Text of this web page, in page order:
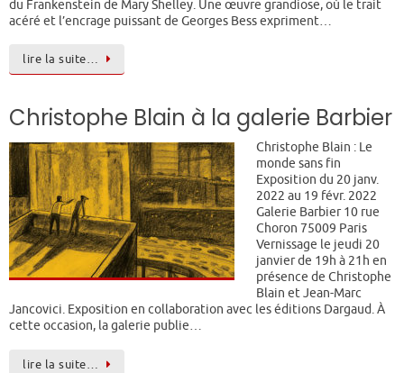
du Frankenstein de Mary Shelley. Une œuvre grandiose, où le trait
acéré et l’encrage puissant de Georges Bess expriment…
lire la suite…
Christophe Blain à la galerie Barbier
Christophe Blain : Le
monde sans fin
Exposition du 20 janv.
2022 au 19 févr. 2022
Galerie Barbier 10 rue
Choron 75009 Paris
Vernissage le jeudi 20
janvier de 19h à 21h en
présence de Christophe
Blain et Jean-Marc
Jancovici. Exposition en collaboration avec les éditions Dargaud. À
cette occasion, la galerie publie…
lire la suite…